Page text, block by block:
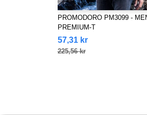
PROMODORO PM3099 -
PREMIUM-T
57,31 kr
225,56 kr